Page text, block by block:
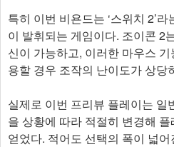
특히 이번 비욘드는 ‘스위치 2’
이 발휘되는 게임이다. 조이콘 2
신이 가능하고, 이러한 마우스
용할 경우 조작의 난이도가 상당
실제로 이번 프리뷰 플레이는 일
을 상황에 따라 적절히 변경해
얻었다. 적어도 선택의 폭이 넓